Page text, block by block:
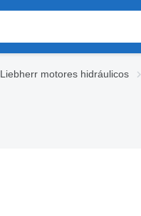
Liebherr motores hidráulicos